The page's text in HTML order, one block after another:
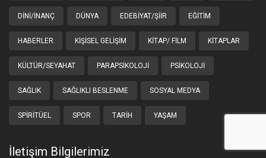
DINI/İNANÇ DÜNYA EDEBIYAT/ŞIIR EĞITIM
HABERLER KIŞISEL GELIŞIM KITAP/ FILM KITAPLAR
KÜLTÜR/SEYAHAT PARAPSIKOLOJI PSIKOLOJI
SAĞLIK SAĞLIKLI BESLENME SOSYAL MEDYA
SPIRITÜEL SPOR TARIH YAŞAM
İletişim Bilgilerimiz